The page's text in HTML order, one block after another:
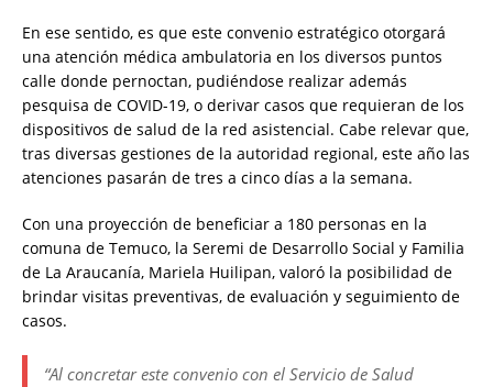
En ese sentido, es que este convenio estratégico otorgará
una atención médica ambulatoria en los diversos puntos
calle donde pernoctan, pudiéndose realizar además
pesquisa de COVID-19, o derivar casos que requieran de los
dispositivos de salud de la red asistencial. Cabe relevar que,
tras diversas gestiones de la autoridad regional, este año las
atenciones pasarán de tres a cinco días a la semana.
Con una proyección de beneficiar a 180 personas en la
comuna de Temuco, la Seremi de Desarrollo Social y Familia
de La Araucanía, Mariela Huilipan, valoró la posibilidad de
brindar visitas preventivas, de evaluación y seguimiento de
casos.
“Al concretar este convenio con el Servicio de Salud